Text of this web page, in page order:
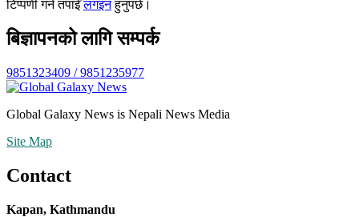
टिप्पणी गर्न तपाईँलगइनहुनुपर्छ।
बिज्ञापनको लागि सम्पर्क
9851323409 / 9851235977
Global Galaxy News is Nepali News Media
Site Map
Contact
Kapan, Kathmandu